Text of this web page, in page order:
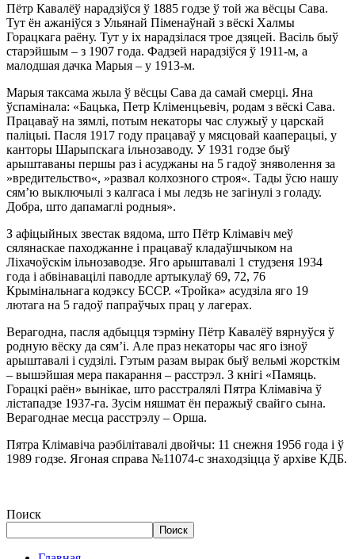
Пётр Кавалёў нарадзіўся ў 1885 годзе ў той жа вёсцы Сава.
Тут ён ажаніўся з Ульянай Пiменаўнай з вёскі Халмы
Горацкага раёну. Тут у іх нарадзілася трое дзяцей. Васіль быў
старэйшым – з 1907 года. Фадзей нарадзіўся ў 1911-м, а
малодшая дачка Марыя – у 1913-м.
Марыя таксама жыла ў вёсцы Сава да самай смерці. Яна
ўспамінала: «Бацька, Петр Клiменцьевiч, родам з вёскі Сава.
Працаваў на зямлі, потым некаторы час служыў у царскай
палiцыi. Пасля 1917 году працаваў у мясцовай кааперацыі, у
канторы Шарыпскага iльнозаводу. У 1931 годзе быў
арыштаваны першы раз i асуджаны на 5 гадоў зняволення за
»вредительство«, »развал колхозного строя«. Тады ўсю нашу
сям’ю выключылi з калгаса i мы ледзь не загiнулi з голаду.
Добра, што дапамаглi родныя».
З афіцыйных звестак вядома, што Пётр Клімавіч меў
сялянаскае паходжанне і працаваў кладаўшчыком на
Ліхачоўскім ільнозаводзе. Яго арыштавалі 1 студзеня 1934
года і абвінавацілі паводле артыкулаў 69, 72, 76
Крымінальнага кодэксу БССР. «Тройка» асудзіла яго 19
лютага на 5 гадоў папраўчых прац у лагерах.
Верагодна, пасля адбыцця тэрміну Пётр Кавалёў вярнуўся ў
родную вёску да сям’і. Але праз некаторы час яго ізноў
арыштавалі і судзілі. Гэтым разам вырак быў вельмі жорсткім
– вышэйшая мера пакарання – расстрэл. З кнігі «Памяць.
Горацкі раён» вынікае, што расстралялі Пятра Клімавіча ў
лістападзе 1937-га. Зусім няшмат ён перажыў свайго сына.
Верагоднае месца расстрэлу – Орша.
Пятра Клімавіча раэбілітавалі двойчы: 11 снежня 1956 года і ў
1989 годзе. Ягоная справа №11074-с знаходзіцца ў архіве КДБ.
Поиск
Поиск